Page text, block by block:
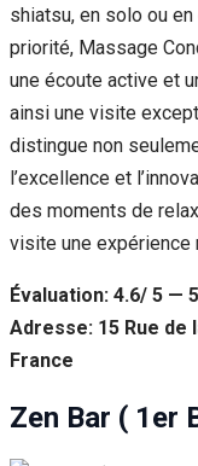
shiatsu, en solo ou
priorité, Massage
une écoute active et
ainsi une visite
distingue non
l’excellence et
des moments de
visite une expérience
Évaluation: 4.6/ 5 —
Adresse: 15 Rue de
France
Zen Bar ( 1er